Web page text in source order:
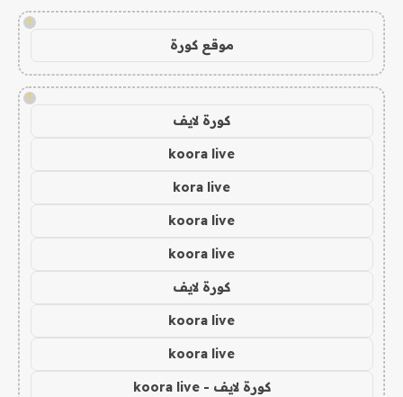
!
موقع كورة
!
كورة لايف
koora live
kora live
koora live
koora live
كورة لايف
koora live
koora live
كورة لايف - koora live